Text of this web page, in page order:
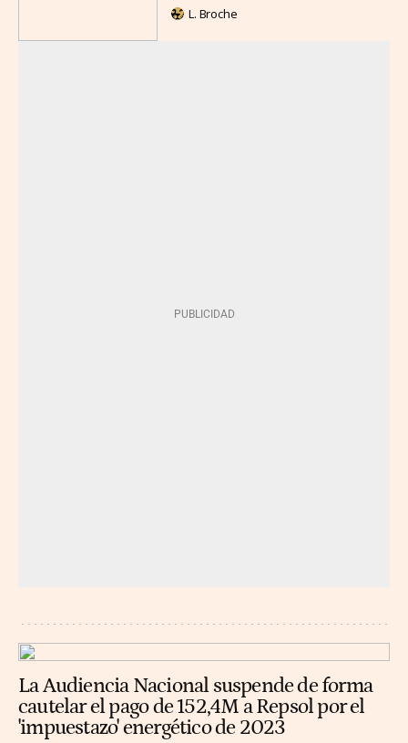
L. Broche
La Audiencia Nacional suspende de forma
cautelar el pago de 152,4M a Repsol por el
'impuestazo' energético de 2023